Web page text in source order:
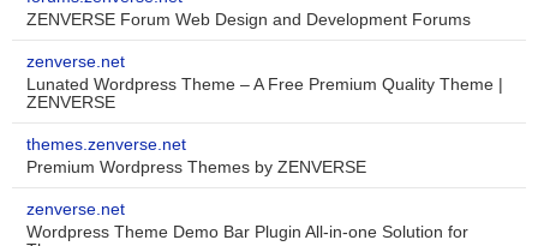
ZENVERSE Forum Web Design and Development Forums
zenverse.net
Lunated Wordpress Theme – A Free Premium Quality Theme |
ZENVERSE
themes.zenverse.net
Premium Wordpress Themes by ZENVERSE
zenverse.net
Wordpress Theme Demo Bar Plugin All-in-one Solution for